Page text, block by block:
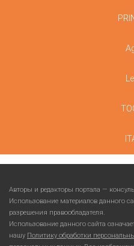
Авторы и редакторы портала —
Использование материалов данного
разрешения правообладателя.
Использование данного сайта
нашу Политику обработки